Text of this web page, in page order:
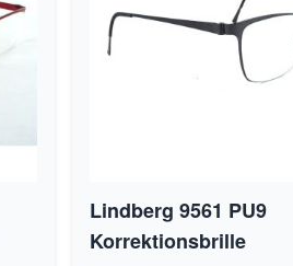
Lindberg 9561 PU9
Korrektionsbrille